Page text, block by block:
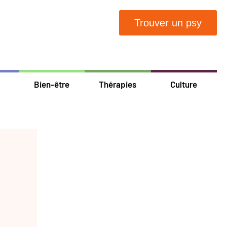
Trouver un psy
Bien-être Thérapies Culture